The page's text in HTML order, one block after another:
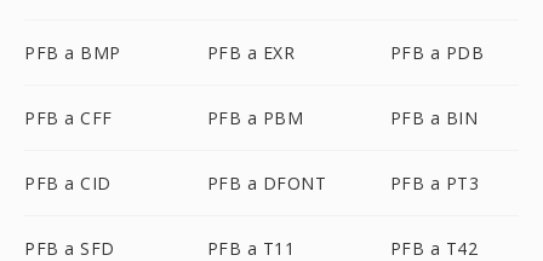
PFB a BMP PFB a EXR PFB a PDB
PFB a CFF PFB a PBM PFB a BIN
PFB a CID PFB a DFONT PFB a PT3
PFB a SFD PFB a T11 PFB a T42